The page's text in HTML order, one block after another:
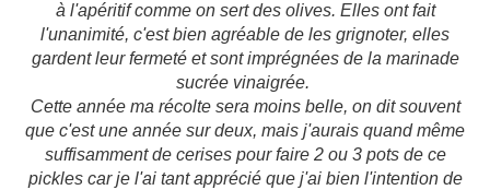
à l'apéritif comme on sert des olives. Elles ont fait
l'unanimité, c'est bien agréable de les grignoter, elles
gardent leur fermeté et sont imprégnées de la marinade
sucrée vinaigrée.
Cette année ma récolte sera moins belle, on dit souvent
que c'est une année sur deux, mais j'aurais quand même
suffisamment de cerises pour faire 2 ou 3 pots de ce
pickles car je l'ai tant apprécié que j'ai bien l'intention de